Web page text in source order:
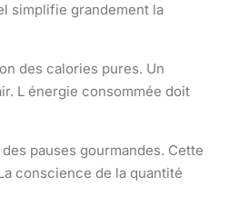
simplifie grandement la
des calories pures. Un
L énergie consommée doit
pauses gourmandes. Cette
conscience de la quantité